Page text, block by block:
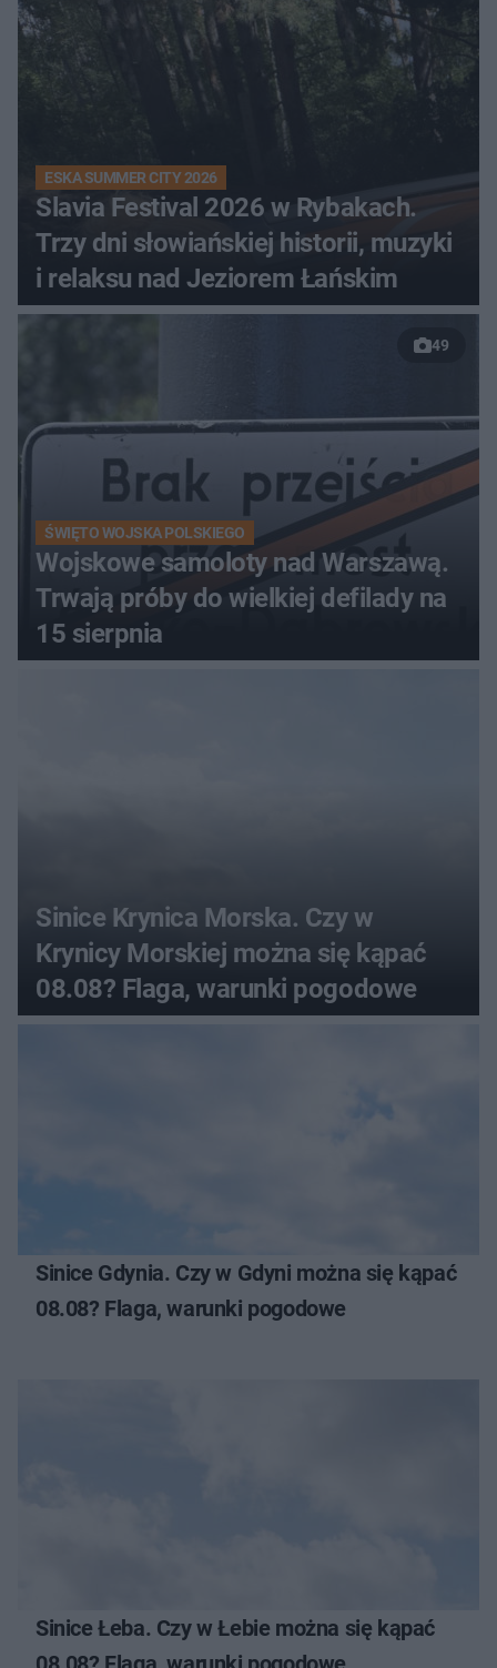
ESKA SUMMER CITY 2026
Slavia Festival 2026 w Rybakach.
Trzy dni słowiańskiej historii, muzyki
i relaksu nad Jeziorem Łańskim
49
ŚWIĘTO WOJSKA POLSKIEGO
Wojskowe samoloty nad Warszawą.
Trwają próby do wielkiej defilady na
15 sierpnia
Sinice Krynica Morska. Czy w
Krynicy Morskiej można się kąpać
08.08? Flaga, warunki pogodowe
Sinice Gdynia. Czy w Gdyni można się kąpać
08.08? Flaga, warunki pogodowe
Sinice Łeba. Czy w Łebie można się kąpać